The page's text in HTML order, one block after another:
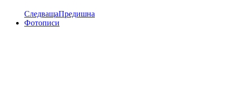
СледващаПредишна
Фотописи